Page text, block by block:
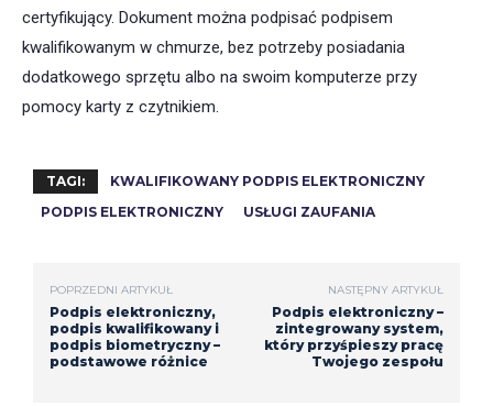
certyfikujący. Dokument można podpisać podpisem
kwalifikowanym w chmurze, bez potrzeby posiadania
dodatkowego sprzętu albo na swoim komputerze przy
pomocy karty z czytnikiem.
TAGI:
KWALIFIKOWANY PODPIS ELEKTRONICZNY
PODPIS ELEKTRONICZNY
USŁUGI ZAUFANIA
POPRZEDNI ARTYKUŁ
Podpis elektroniczny,
podpis kwalifikowany i
podpis biometryczny –
podstawowe różnice
NASTĘPNY ARTYKUŁ
Podpis elektroniczny –
zintegrowany system,
który przyśpieszy pracę
Twojego zespołu